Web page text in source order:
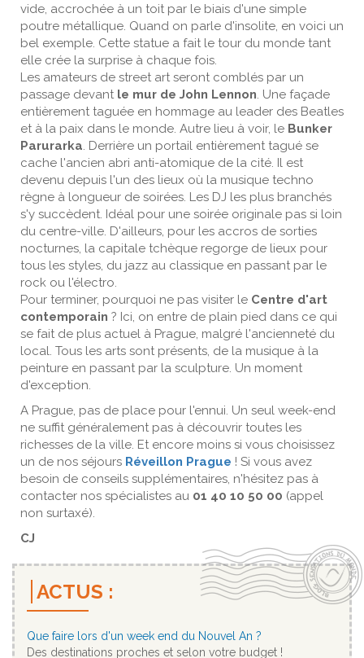
vide, accrochée à un toit par le biais d'une simple
poutre métallique. Quand on parle d'insolite, en voici un
bel exemple. Cette statue a fait le tour du monde tant
elle crée la surprise à chaque fois.
Les amateurs de street art seront comblés par un
passage devant le mur de John Lennon. Une façade
entièrement taguée en hommage au leader des Beatles
et à la paix dans le monde. Autre lieu à voir, le Bunker
Parurarka. Derrière un portail entièrement tagué se
cache l'ancien abri anti-atomique de la cité. Il est
devenu depuis l'un des lieux où la musique techno
règne à longueur de soirées. Les DJ les plus branchés
s'y succèdent. Idéal pour une soirée originale pas si loin
du centre-ville. D'ailleurs, pour les accros de sorties
nocturnes, la capitale tchèque regorge de lieux pour
tous les styles, du jazz au classique en passant par le
rock ou l'électro.
Pour terminer, pourquoi ne pas visiter le Centre d'art
contemporain ? Ici, on entre de plain pied dans ce qui
se fait de plus actuel à Prague, malgré l'ancienneté du
local. Tous les arts sont présents, de la musique à la
peinture en passant par la sculpture. Un moment
d'exception.
A Prague, pas de place pour l'ennui. Un seul week-end
ne suffit généralement pas à découvrir toutes les
richesses de la ville. Et encore moins si vous choisissez
un de nos séjours Réveillon Prague ! Si vous avez
besoin de conseils supplémentaires, n'hésitez pas à
contacter nos spécialistes au 01 40 10 50 00 (appel
non surtaxé).
CJ
ACTUS :
Que faire lors d'un week end du Nouvel An ?
Des destinations proches et selon votre budget !